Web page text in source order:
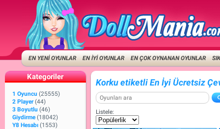
EN YENİ OYUNLAR EN İYİ OYUNLAR EN ÇOK OYNANAN OYUNLAR
Kategoriler
1 Oyuncu (25555)
2 Player (44)
3 Boyutlu (46)
Giydirme (18042)
Y8 Hesabı (1553)
Korku etiketli En İyi Ücretsiz
Listele: